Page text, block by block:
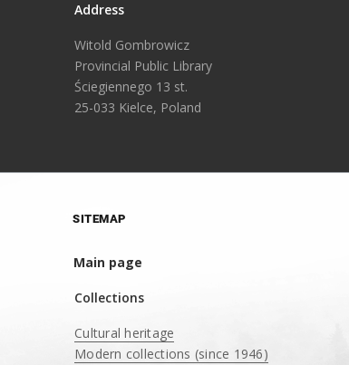
Address
Witold Gombrowicz
Provincial Public Library
Ściegiennego 13 st.
25-033 Kielce, Poland
SITEMAP
Main page
Collections
Cultural heritage
Modern collections (since 1946)